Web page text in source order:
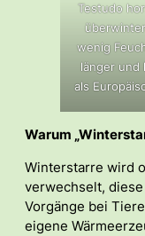
Testudo
wenig
länger und
als
Warum
Winterstarre wird
verwechselt,
Vorgänge bei
eigene